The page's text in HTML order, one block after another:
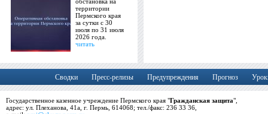
территории
Пермского края
за сутки с 30
июля по 31 июля
2026 года.
читать
Сводки Пресс-релизы Предупреждения Прогноз
Государственное казенное учреждение Пермского края "Гражданская защита",
адрес: ул. Плеханова, 41а, г. Пермь, 614068; тел./факс: 236 33 36,